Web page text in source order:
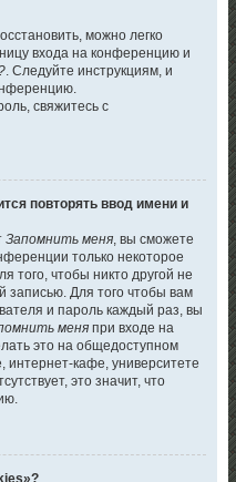
можно легко
входа на конференцию и
. Следуйте инструкциям, и
свяжитесь с
повторять ввод имени и
Запомнить меня, вы сможете
только некоторое
того, чтобы никто другой не
записью. Для того чтобы вам
и пароль каждый раз, вы
меня при входе на
это на общедоступном
интернет-кафе, университете
это значит, что